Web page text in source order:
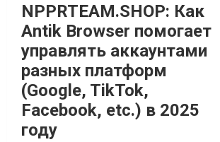
попытка трезво оценить ситуацию. Почему
уголь не исче...
NPPRTEAM.SHOP: Как
Antik Browser помогает
управлять аккаунтами
разных платформ
(Google, TikTok,
Facebook, etc.) в 2025
году